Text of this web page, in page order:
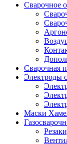
Сварочное
Сварочная
Электроды
Маски